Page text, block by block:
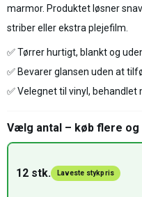
marmor. Produktet løsner
striber eller ekstra plejefilm.
✅ Tørrer hurtigt, blankt og
✅ Bevarer glansen uden at
✅ Velegnet til vinyl,
Vælg antal – køb flere og
12 stk. Laveste stykpris